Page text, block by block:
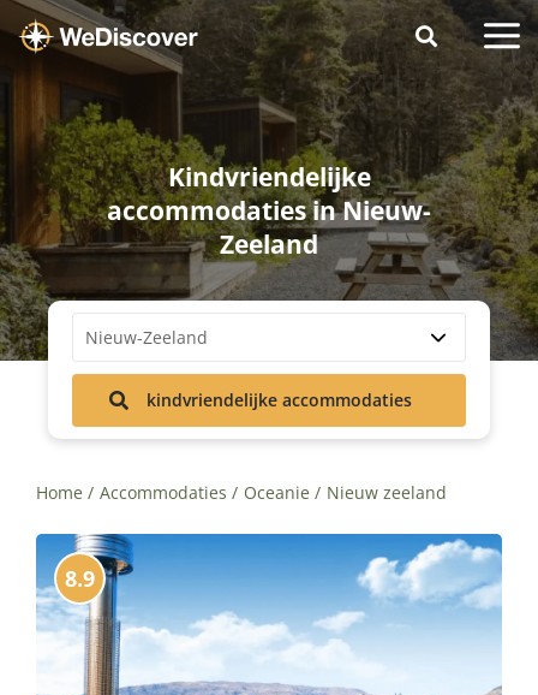
Kindvriendelijke
accommodaties in Nieuw-
Zeeland
Nieuw-Zeeland
kindvriendelijke accommodaties
Home Accommodaties Oceanie Nieuw zeeland
8.9